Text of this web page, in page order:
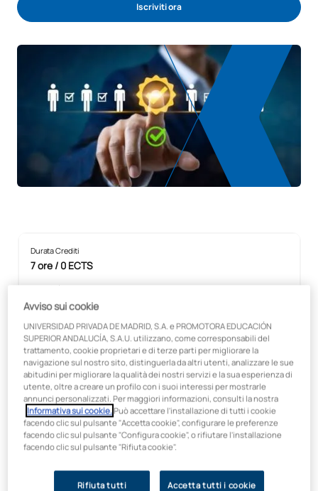
Iscriviti ora
Durata Crediti
7 ore / 0 ECTS
Modalità
Online
Faculty
Facoltà di Economia e Tecnologia
Prezzo:
300 €
Avviso sui cookie
UNIVERSIDAD PRIVADA DE MADRID, S.A. e PROMOTORA EDUCACIÓN
SUPERIOR ANDALUCÍA, S.A.U. utilizzano, come corresponsabili del
trattamento, cookie proprietari e di terze parti per migliorare la
navigazione sul nostro sito, distinguerla da altri utenti, analizzare le sue
abitudini per migliorare la qualità dei nostri servizi e la sua esperienza di
utente, oltre a creare un profilo con i suoi interessi per mostrarle
annunci personalizzati. Per maggiori informazioni, consulti la nostra
Informativa sui cookie.Può accettare l'installazione di tutti i cookie
facendo clic sul pulsante "Accetta cookie", configurare le preferenze
facendo clic sul pulsante "Configura cookie", o rifiutare l'installazione
facendo clic sul pulsante "Rifiuta cookie".
Rifiuta tutti Accetta tutti i cookie